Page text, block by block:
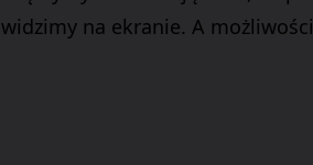
widzimy na ekranie. A